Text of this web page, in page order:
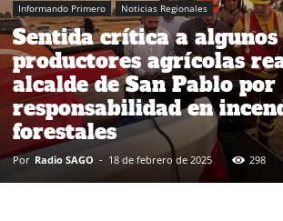
Informando Primero Noticias Regionales
Sentida crítica a algunos
productores agrícolas
alcalde de San Pablo por
responsabilidad en
forestales
Por Radio SAGO - 18 de febrero de 2025 298